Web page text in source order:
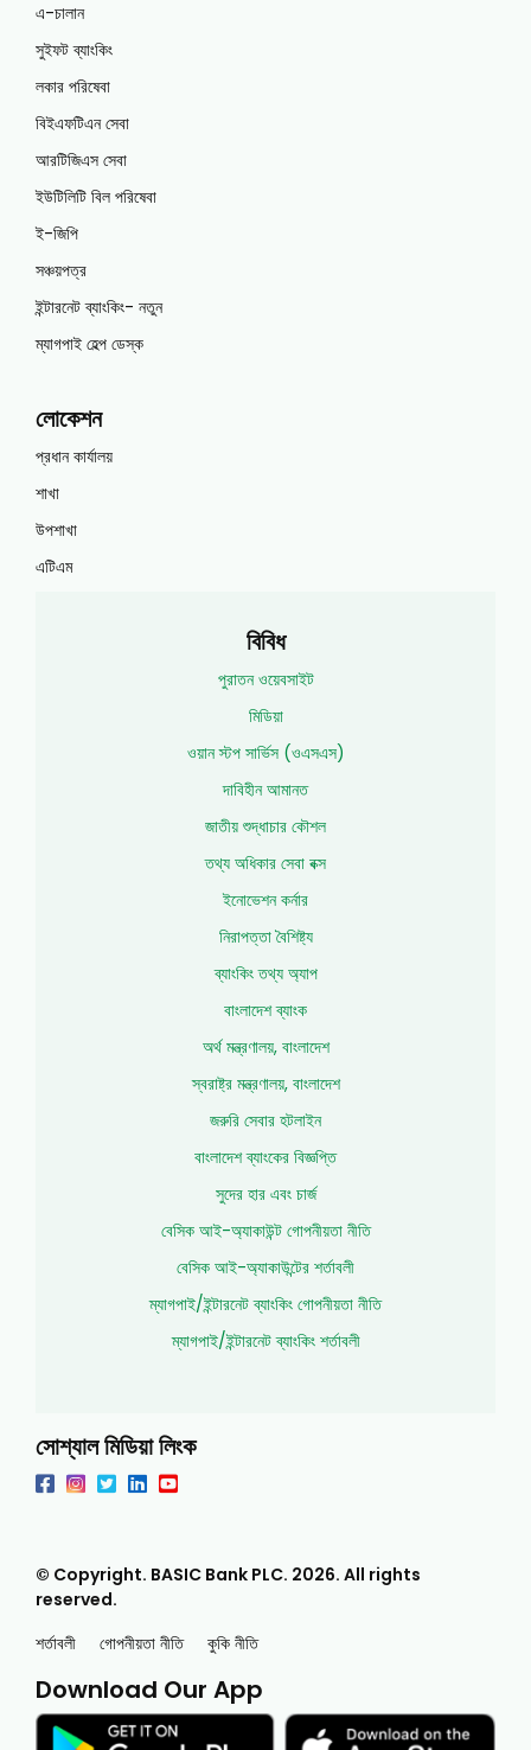
এ-চালান
সুইফট ব্যাংকিং
লকার পরিষেবা
বিইএফটিএন সেবা
আরটিজিএস সেবা
ইউটিলিটি বিল পরিষেবা
ই-জিপি
সঞ্চয়পত্র
ইন্টারনেট ব্যাংকিং- নতুন
ম্যাগপাই হেল্প ডেস্ক
লোকেশন
প্রধান কার্যালয়
শাখা
উপশাখা
এটিএম
বিবিধ
পুরাতন ওয়েবসাইট
মিডিয়া
ওয়ান স্টপ সার্ভিস (ওএসএস)
দাবিহীন আমানত
জাতীয় শুদ্ধাচার কৌশল
তথ্য অধিকার সেবা বক্স
ইনোভেশন কর্নার
নিরাপত্তা বৈশিষ্ট্য
ব্যাংকিং তথ্য অ্যাপ
বাংলাদেশ ব্যাংক
অর্থ মন্ত্রণালয়, বাংলাদেশ
স্বরাষ্ট্র মন্ত্রণালয়, বাংলাদেশ
জরুরি সেবার হটলাইন
বাংলাদেশ ব্যাংকের বিজ্ঞপ্তি
সুদের হার এবং চার্জ
বেসিক আই-অ্যাকাউন্ট গোপনীয়তা নীতি
বেসিক আই-অ্যাকাউন্টের শর্তাবলী
ম্যাগপাই/ইন্টারনেট ব্যাংকিং গোপনীয়তা নীতি
ম্যাগপাই/ইন্টারনেট ব্যাংকিং শর্তাবলী
সোশ্যাল মিডিয়া লিংক
© Copyright. BASIC Bank PLC. 2026. All rights
reserved.
শর্তাবলী
গোপনীয়তা নীতি কুকি নীতি
Download Our App